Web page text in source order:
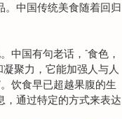
中国传统美食随着回归
中国有句老话，“食色，
聚力，它能加强人与人
饮食早已超越果腹的生
通过特定的方式来表达